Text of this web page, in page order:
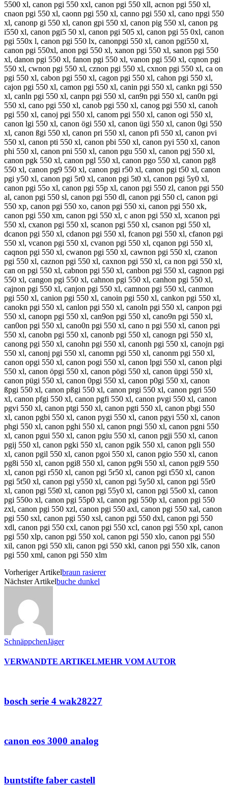
5500 xl, canon pgi 550 xxl, canon pgi 550 xll, acnon pgi 550 xl,
cnaon pgi 550 xl, caonn pgi 550 xl, canno pgi 550 xl, cano npgi 550
xl, canonp gi 550 xl, canon gpi 550 xl, canon pig 550 xl, canon pg
i550 xl, canon pgi5 50 xl, canon pgi 505 xl, canon pgi 55 0xl, canon
pgi 550x l, canon pgi 550 lx, canonpgi 550 xl, canon pgi550 xl,
canon pgi 550xl, anon pgi 550 xl, xanon pgi 550 xl, sanon pgi 550
xl, danon pgi 550 xl, fanon pgi 550 xl, vanon pgi 550 xl, cqnon pgi
550 xl, cwnon pgi 550 xl, cznon pgi 550 xl, cxnon pgi 550 xl, ca on
pgi 550 xl, cabon pgi 550 xl, cagon pgi 550 xl, cahon pgi 550 xl,
cajon pgi 550 xl, camon pgi 550 xl, canin pgi 550 xl, cankn pgi 550
xl, canln pgi 550 xl, canpn pgi 550 xl, can9n pgi 550 xl, can0n pgi
550 xl, cano pgi 550 xl, canob pgi 550 xl, canog pgi 550 xl, canoh
pgi 550 xl, canoj pgi 550 xl, canom pgi 550 xl, canon ogi 550 xl,
canon lgi 550 xl, canon ögi 550 xl, canon ügi 550 xl, canon 0gi 550
xl, canon ßgi 550 xl, canon pri 550 xl, canon pfi 550 xl, canon pvi
550 xl, canon pti 550 xl, canon pbi 550 xl, canon pyi 550 xl, canon
phi 550 xl, canon pni 550 xl, canon pgu 550 xl, canon pgj 550 xl,
canon pgk 550 xl, canon pgl 550 xl, canon pgo 550 xl, canon pg8
550 xl, canon pg9 550 xl, canon pgi r50 xl, canon pgi t50 xl, canon
pgi y50 xl, canon pgi 5r0 xl, canon pgi 5t0 xl, canon pgi 5y0 xl,
canon pgi 55o xl, canon pgi 55p xl, canon pgi 550 zl, canon pgi 550
al, canon pgi 550 sl, canon pgi 550 dl, canon pgi 550 cl, canon pgi
550 xp, canon pgi 550 xo, canon pgi 550 xi, canon pgi 550 xk,
canon pgi 550 xm, canon pgi 550 xl, c anon pgi 550 xl, xcanon pgi
550 xl, cxanon pgi 550 xl, scanon pgi 550 xl, csanon pgi 550 xl,
dcanon pgi 550 xl, cdanon pgi 550 xl, fcanon pgi 550 xl, cfanon pgi
550 xl, vcanon pgi 550 xl, cvanon pgi 550 xl, cqanon pgi 550 xl,
caqnon pgi 550 xl, cwanon pgi 550 xl, cawnon pgi 550 xl, czanon
pgi 550 xl, caznon pgi 550 xl, caxnon pgi 550 xl, ca non pgi 550 xl,
can on pgi 550 xl, cabnon pgi 550 xl, canbon pgi 550 xl, cagnon pgi
550 xl, cangon pgi 550 xl, cahnon pgi 550 xl, canhon pgi 550 xl,
cajnon pgi 550 xl, canjon pgi 550 xl, camnon pgi 550 xl, canmon
pgi 550 xl, canion pgi 550 xl, canoin pgi 550 xl, cankon pgi 550 xl,
canokn pgi 550 xl, canlon pgi 550 xl, canoln pgi 550 xl, canpon pgi
550 xl, canopn pgi 550 xl, can9on pgi 550 xl, cano9n pgi 550 xl,
can0on pgi 550 xl, cano0n pgi 550 xl, cano n pgi 550 xl, canon pgi
550 xl, canobn pgi 550 xl, canonb pgi 550 xl, canogn pgi 550 xl,
canong pgi 550 xl, canohn pgi 550 xl, canonh pgi 550 xl, canojn pgi
550 xl, canonj pgi 550 xl, canomn pgi 550 xl, canonm pgi 550 xl,
canon opgi 550 xl, canon pogi 550 xl, canon lpgi 550 xl, canon plgi
550 xl, canon öpgi 550 xl, canon pögi 550 xl, canon üpgi 550 xl,
canon pügi 550 xl, canon 0pgi 550 xl, canon p0gi 550 xl, canon
ßpgi 550 xl, canon pßgi 550 xl, canon prgi 550 xl, canon pgri 550
xl, canon pfgi 550 xl, canon pgfi 550 xl, canon pvgi 550 xl, canon
pgvi 550 xl, canon ptgi 550 xl, canon pgti 550 xl, canon pbgi 550
xl, canon pgbi 550 xl, canon pygi 550 xl, canon pgyi 550 xl, canon
phgi 550 xl, canon pghi 550 xl, canon pngi 550 xl, canon pgni 550
xl, canon pgui 550 xl, canon pgiu 550 xl, canon pgji 550 xl, canon
pgij 550 xl, canon pgki 550 xl, canon pgik 550 xl, canon pgli 550
xl, canon pgil 550 xl, canon pgoi 550 xl, canon pgio 550 xl, canon
pg8i 550 xl, canon pgi8 550 xl, canon pg9i 550 xl, canon pgi9 550
xl, canon pgi r550 xl, canon pgi 5r50 xl, canon pgi t550 xl, canon
pgi 5t50 xl, canon pgi y550 xl, canon pgi 5y50 xl, canon pgi 55r0
xl, canon pgi 55t0 xl, canon pgi 55y0 xl, canon pgi 55o0 xl, canon
pgi 550o xl, canon pgi 55p0 xl, canon pgi 550p xl, canon pgi 550
zxl, canon pgi 550 xzl, canon pgi 550 axl, canon pgi 550 xal, canon
pgi 550 sxl, canon pgi 550 xsl, canon pgi 550 dxl, canon pgi 550
xdl, canon pgi 550 cxl, canon pgi 550 xcl, canon pgi 550 xpl, canon
pgi 550 xlp, canon pgi 550 xol, canon pgi 550 xlo, canon pgi 550
xil, canon pgi 550 xli, canon pgi 550 xkl, canon pgi 550 xlk, canon
pgi 550 xml, canon pgi 550 xlm
Vorheriger Artikelbraun rasierer
Nächster Artikelbuche dunkel
SchnäppchenJäger
VERWANDTE ARTIKELMEHR VOM AUTOR
bosch serie 4 wak28227
canon eos 3000 analog
buntstifte faber castell